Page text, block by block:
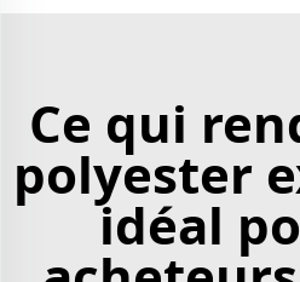
Ce qui
polyester
idéal